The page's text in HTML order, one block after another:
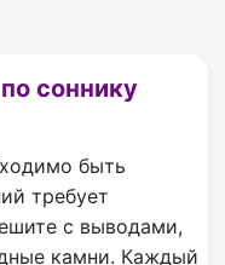
соннику
быть
требует
с выводами,
камни. Каждый